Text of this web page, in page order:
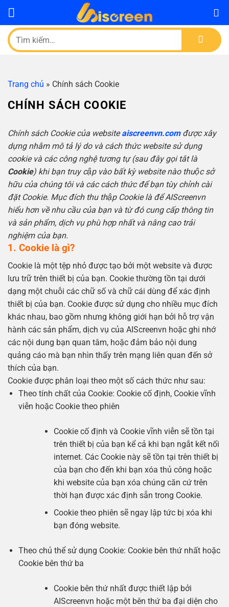
Bỏ
qua
nội
dung
Tìm
kiếm:
Trang chủ » Chính sách Cookie
CHÍNH SÁCH COOKIE
Chính sách Cookie của websiteaiscreenvn.comđược xây
dựng nhằm mô tả lý do và cách thức website sử dụng
cookie và các công nghệ tương tự (sau đây gọi tắt là
Cookie) khi bạn truy cập vào bất kỳ website nào thuộc sở
hữu của chúng tôi và các cách thức để bạn tùy chỉnh cài
đặt Cookie. Mục đích thu thập Cookie là để AIScreenvn
hiểu hơn về nhu cầu của bạn và từ đó cung cấp thông tin
và sản phẩm, dịch vụ phù hợp nhất và nâng cao trải
nghiệm của bạn.
1. Cookie là gì?
Cookie là một tệp nhỏ được tạo bởi một website và được
lưu trữ trên thiết bị của bạn. Cookie thường tồn tại dưới
dạng một chuỗi các chữ số và chữ cái dùng để xác định
thiết bị của bạn. Cookie được sử dụng cho nhiều mục đích
khác nhau, bao gồm nhưng không giới hạn bởi hỗ trợ vận
hành các sản phẩm, dịch vụ của AIScreenvn hoặc ghi nhớ
các nội dung bạn quan tâm, hoặc đảm bảo nội dung
quảng cáo mà bạn nhìn thấy trên mạng liên quan đến sở
thích của bạn.
Cookie được phân loại theo một số cách thức như sau:
Theo tính chất của Cookie: Cookie cố định, Cookie vĩnh
viễn hoặc Cookie theo phiên
Cookie cố định và Cookie vĩnh viễn sẽ tồn tại
trên thiết bị của bạn kể cả khi bạn ngắt kết nối
internet. Các Cookie này sẽ tồn tại trên thiết bị
của bạn cho đến khi bạn xóa thủ công hoặc
khi website của bạn xóa chúng căn cứ trên
thời hạn được xác định sẵn trong Cookie.
Cookie theo phiên sẽ ngay lập tức bị xóa khi
bạn đóng website.
Theo chủ thể sử dụng Cookie: Cookie bên thứ nhất hoặc
Cookie bên thứ ba
Cookie bên thứ nhất được thiết lập bởi
AIScreenvn hoặc một bên thứ ba đại diện cho